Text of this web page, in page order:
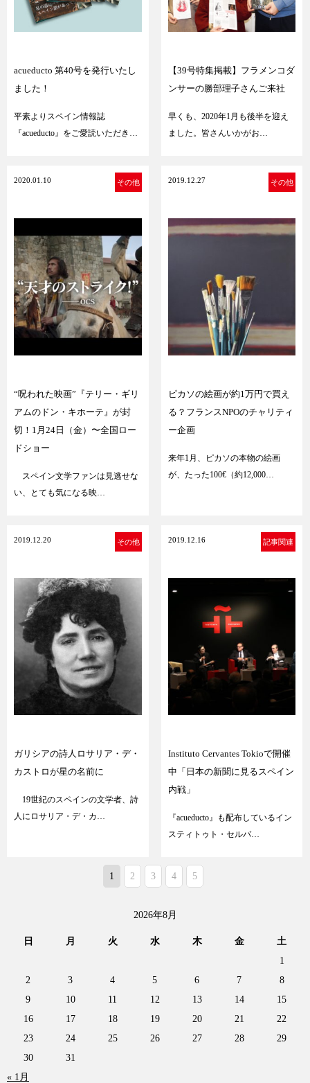
2026年8月
日 月 火 水 木 金 土
« 1月
1
2
3 4 5 6 7
8
9
10 11 12 13 14
15
16
17 18 19 20 21
22
23
24 25 26 27 28
29
30
31
acueducto 第40号を発行いたし
ました！
平素よりスペイン情報誌
『acueducto』をご愛読いただき…
【39号特集掲載】フラメンコダ
ンサーの勝部理子さんご来社
早くも、2020年1月も後半を迎え
ました。皆さんいかがお…
2020.01.10 その他
“呪われた映画”『テリー・ギリ
アムのドン・キホーテ』が封
切！1月24日（金）〜全国ロー
ドショー
スペイン文学ファンは見逃せな
い、とても気になる映…
2019.12.27 その他
ピカソの絵画が約1万円で買え
る？フランスNPOのチャリティ
ー企画
来年1月、ピカソの本物の絵画
が、たった100€（約12,000…
2019.12.20 その他
ガリシアの詩人ロサリア・デ・
カストロが星の名前に
19世紀のスペインの文学者、詩
人にロサリア・デ・カ…
2019.12.16 記事関連
Instituto Cervantes Tokioで開催
中「日本の新聞に見るスペイン
内戦」
『acueducto』も配布しているイン
スティトゥト・セルバ…
1 2 3 4 5